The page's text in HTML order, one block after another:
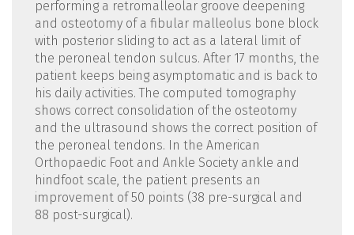
performing a retromalleolar groove deepening
and osteotomy of a fibular malleolus bone block
with posterior sliding to act as a lateral limit of
the peroneal tendon sulcus. After 17 months, the
patient keeps being asymptomatic and is back to
his daily activities. The computed tomography
shows correct consolidation of the osteotomy
and the ultrasound shows the correct position of
the peroneal tendons. In the American
Orthopaedic Foot and Ankle Society ankle and
hindfoot scale, the patient presents an
improvement of 50 points (38 pre-surgical and
88 post-surgical).